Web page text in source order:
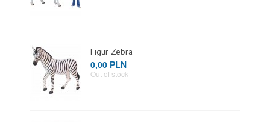
Figur Zebra
0,00 PLN
Out of stock